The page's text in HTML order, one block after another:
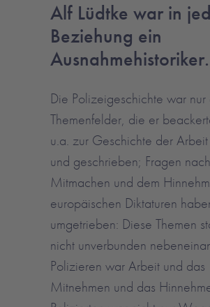
Alf Lüdtke war in
Beziehung ein
Ausnahmehistoriker.
Die Polizeigeschichte war
Themenfelder, die er
u.a. zur Geschichte der
und geschrieben; Fragen
Mitmachen und dem
europäischen Diktaturen
umgetrieben: Diese Themen
nicht unverbunden
Polizieren war Arbeit und das
Mitnehmen und das